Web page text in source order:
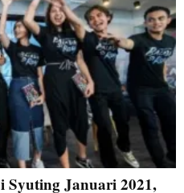
Syuting Januari 2021,